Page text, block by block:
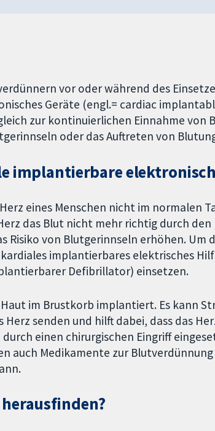
vor oder während des
Geräte (engl.= cardiac
zur kontinuierlichen Einnahme von
oder das Auftreten von
implantierbare
eines Menschen nicht im normalen
das Blut nicht mehr richtig durch
Risiko von Blutgerinnseln erhöhen. Um
implantierbares elektrisches
Defibrillator) einsetzen.
Haut im Brustkorb implantiert. Es kann
senden und hilft dabei, dass das
einen chirurgischen Eingriff
auch Medikamente zur